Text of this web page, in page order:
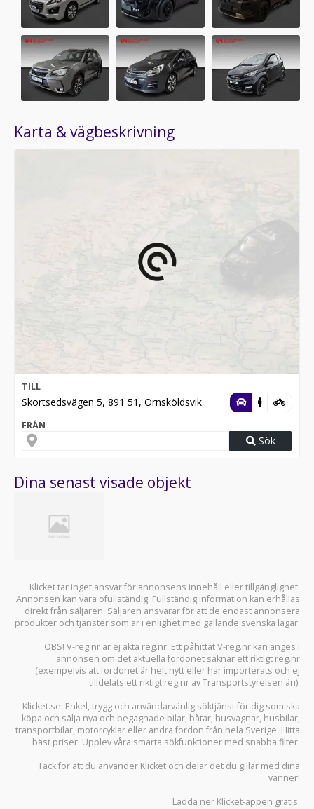
Karta & vägbeskrivning
TILL
Skortsedsvägen 5, 891 51, Örnsköldsvik
FRÅN
Sök
Dina senast visade objekt
Klicket tar inget ansvar för annonsens innehåll eller tillgänglighet.
Annonsen kan vara ofullständig. Fullständig information kan erhållas
direkt från säljaren. Säljaren ansvarar för att de endast annonsera
produkter och tjänster som är i enlighet med gällande svenska lagar.
OBS! V-reg.nr är ej äkta reg.nr. Ett påhittat V-reg.nr kan anges i
annonsen om det aktuella fordonet saknar ett riktigt reg.nr
(exempelvis att fordonet är helt nytt eller har importerats och ej
tilldelats ett riktigt reg.nr av Transportstyrelsen än).
Klicket.se: Enkel, trygg och användarvänlig söktjänst för dig som ska
köpa och sälja nya och begagnade bilar, båtar, husvagnar, husbilar,
transportbilar, motorcyklar eller andra fordon från hela Sverige. Hitta
bäst priser. Upplev våra smarta sökfunktioner med snabba filter.
Tack för att du använder Klicket och delar det du gillar med dina
vänner!
Ladda ner Klicket-appen gratis: